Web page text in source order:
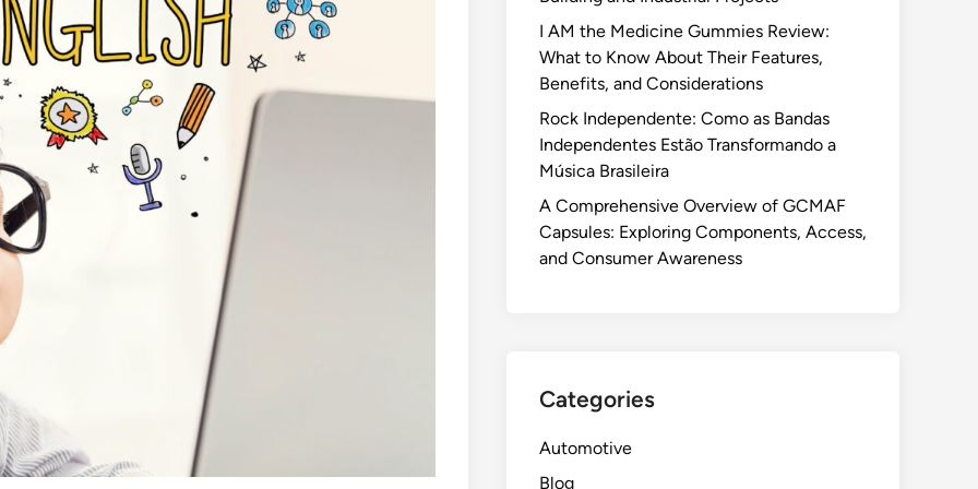
I AM the Medicine Gummies Review:
What to Know About Their Features,
Benefits, and Considerations
Rock Independente: Como as Bandas
Independentes Estão Transformando a
Música Brasileira
A Comprehensive Overview of GCMAF
Capsules: Exploring Components, Access,
and Consumer Awareness
Categories
Automotive
Blog